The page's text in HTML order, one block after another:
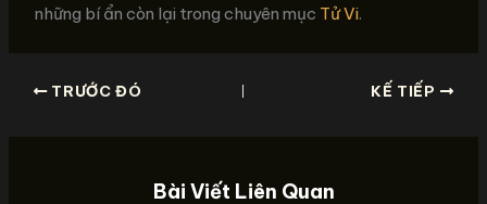
những bí ẩn còn lại trong chuyên mục Tử Vi.
TRƯỚC ĐÓ KẾ TIẾP
Bài Viết Liên Quan